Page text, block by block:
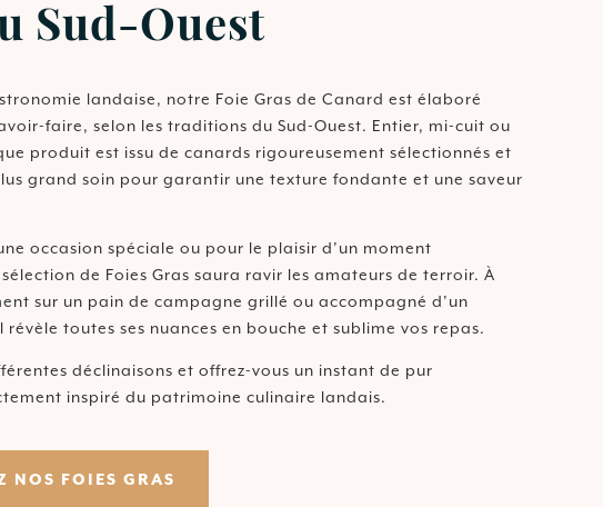
Sud-Ouest
landaise, notre Foie Gras de Canard est élaboré
faire, selon les traditions du Sud-Ouest. Entier, mi-cuit ou
produit est issu de canards rigoureusement sélectionnés et
grand soin pour garantir une texture fondante et une saveur
occasion spéciale ou pour le plaisir d’un moment
de Foies Gras saura ravir les amateurs de terroir. À
sur un pain de campagne grillé ou accompagné d’un
révèle toutes ses nuances en bouche et sublime vos repas.
déclinaisons et offrez-vous un instant de pur
inspiré du patrimoine culinaire landais.
NOS FOIES GRAS